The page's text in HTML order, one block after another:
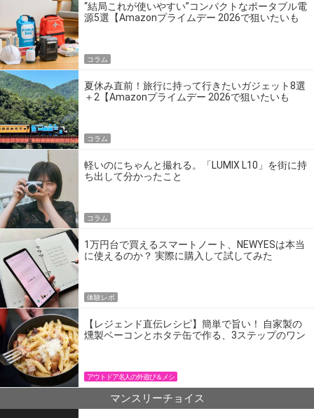
“結局これが使いやすい”コンパクトなポータブル電
源5選【Amazonプライムデー 2026で狙いたいも
コラム
夏休み直前！旅行に持って行きたいガジェット8選
＋2【Amazonプライムデー 2026で狙いたいも
コラム
軽いのにちゃんと撮れる。「LUMIX L10」を街に持
ち出して分かったこと
コラム
1万円台で買えるスマートノート、NEWYESは本当
に使えるのか？ 実際に購入して試してみた
体験レポ
【レジェンド直伝レシピ】簡単で旨い！ 自家製の
燻製ベーコンとホタテ缶で作る、3ステップのワン
アウトドア名人の外遊び＆メシ
マンスリーチョイス